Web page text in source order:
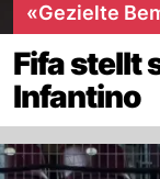
«Gezielte
Fifa stellt
Infantino